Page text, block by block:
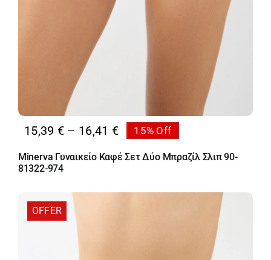
15,39 € – 16,41 €Price
15,39 €
15% Off
Minerva Γυναικείο Καφέ Σετ Δύο Μπραζίλ Σλιπ 90-
81322-974
OFFER